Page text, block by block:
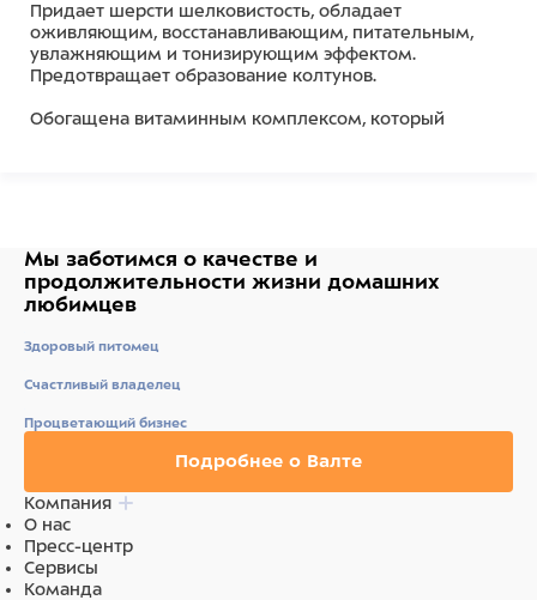
Придает шерсти шелковистость, обладает
оживляющим, восстанавливающим, питательным,
увлажняющим и тонизирующим эффектом.
Предотвращает образование колтунов.
Обогащена витаминным комплексом, который
шерсть нанести массирующими движениями,
оставить на 5-10 мин., смыть водой, высушить шерсть.
Разработано для профессионального применения.
Рекомендовано использовать также для кудрявых и
бесшерстных собак и кошек.
Средство прошло микробиологическое тестирование.
Состав
вода, цетеариловый спирт, цетримония хлорид,
Мы заботимся о качестве и
продолжительности жизни домашних
любимцев
Здоровый питомец
Счастливый владелец
Процветающий бизнес
Подробнее о Валте
Компания
О нас
Пресс-центр
Сервисы
Команда